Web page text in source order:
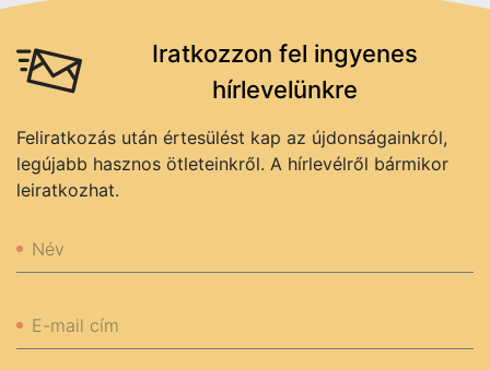
Iratkozzon fel ingyenes
hírlevelünkre
Feliratkozás után értesülést kap az újdonságainkról,
legújabb hasznos ötleteinkről. A hírlevélről bármikor
leiratkozhat.
Név
E-mail cím